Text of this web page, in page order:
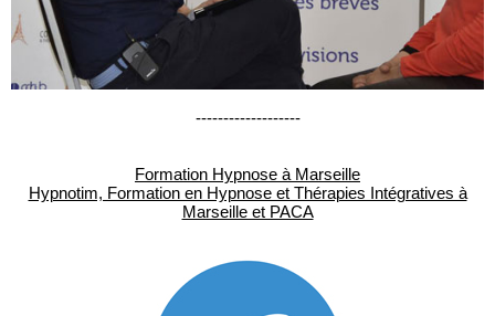
-------------------
Formation Hypnose à Marseille
Hypnotim, Formation en Hypnose et Thérapies Intégratives à
Marseille et PACA